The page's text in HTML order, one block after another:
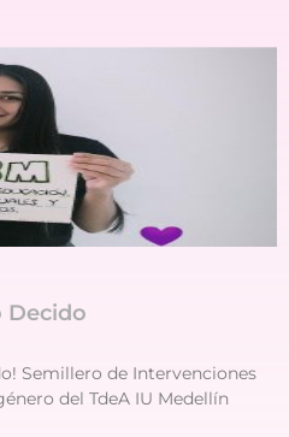
Decido
Semillero de Intervenciones
del TdeA IU Medellín